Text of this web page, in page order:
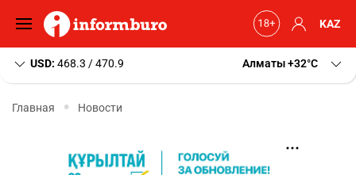
KAZ
USD: 468.3 / 470.9 Алматы+32 C
Главная Новости